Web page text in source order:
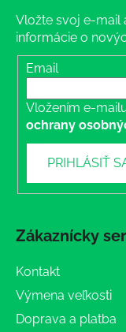
Vložte svoj e-mail
informácie o
Email
Vložením e-
ochrany
PRIHLÁSIŤ
Zákaznícky
Kontakt
Výmena veľkosti
Doprava a platba